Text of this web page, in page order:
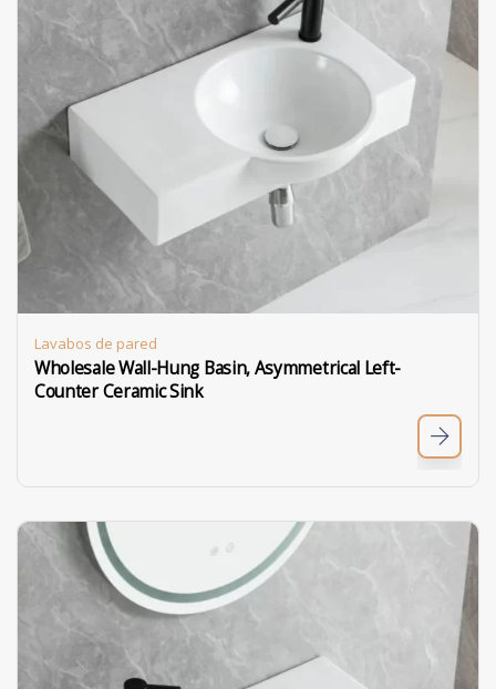
Lavabos de pared
Wholesale Wall-Hung Basin, Asymmetrical Left-
Counter Ceramic Sink